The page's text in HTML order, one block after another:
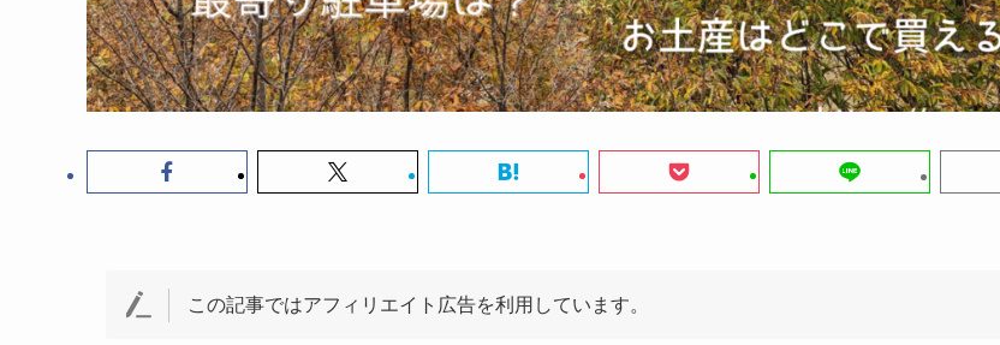
この記事ではアフィリエイト広告を利用しています。